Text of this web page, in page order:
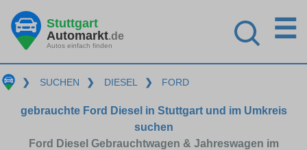
Stuttgart
Automarkt.de
Autos einfach finden
☰
❯ SUCHEN ❯ DIESEL ❯ FORD
gebrauchte Ford Diesel in Stuttgart und im Umkreis
suchen
Ford Diesel Gebrauchtwagen & Jahreswagen im